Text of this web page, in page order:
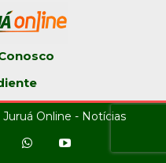
Online - Notícias